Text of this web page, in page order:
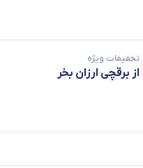
تخفیفات ویژه
از برقچی ارزان بخر